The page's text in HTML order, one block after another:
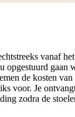
vanaf
opgestuurd gaan
de kosten
voor. Je
zodra de